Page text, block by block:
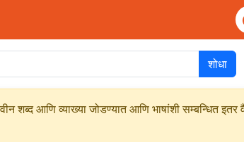
शोधा
आणि व्याख्या जोडण्यात आणि भाषांशी सम्बन्धित इतर